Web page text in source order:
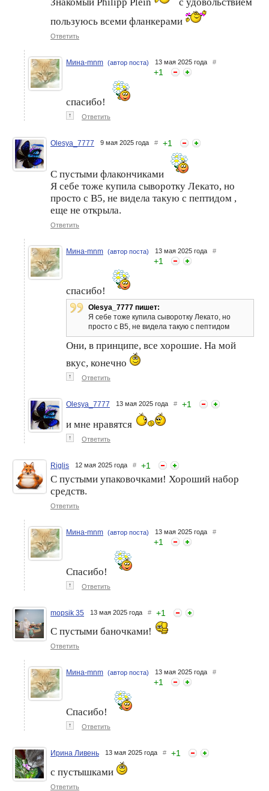
пользуюсь всеми фланкерами
Ответить
Мина-mnm (автор поста) 13 мая 2025 года #
+1
спасибо!
↑ Ответить
Olesya_7777 9 мая 2025 года # +1
С пустыми флакончиками
Я себе тоже купила сыворотку Лекато, но
просто с В5, не видела такую с пептидом ,
еще не открыла.
Ответить
Мина-mnm (автор поста) 13 мая 2025 года #
+1
спасибо!
Olesya_7777 пишет:
Я себе тоже купила сыворотку Лекато, но
просто с В5, не видела такую с пептидом
Они, в принципе, все хорошие. На мой
вкус, конечно
↑ Ответить
Olesya_7777 13 мая 2025 года # +1
и мне нравятся
↑ Ответить
Riglis 12 мая 2025 года # +1
С пустыми упаковочками! Хороший набор
средств.
Ответить
Мина-mnm (автор поста) 13 мая 2025 года #
+1
Спасибо!
↑ Ответить
mopsik 35 13 мая 2025 года # +1
С пустыми баночками!
Ответить
Мина-mnm (автор поста) 13 мая 2025 года #
+1
Спасибо!
↑ Ответить
Ирина Ливень 13 мая 2025 года # +1
с пустышками
Ответить